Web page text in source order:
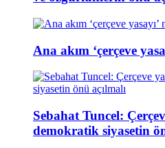
Ana akım ‘çerçeve
Sebahat Tuncel:
demokratik siyasetin